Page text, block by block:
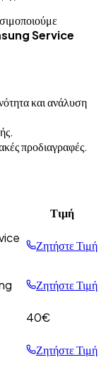
Service
και ανάλυση
προδιαγραφές.
Τιμή
Ζητήστε Τιμή
Ζητήστε Τιμή
40€
Ζητήστε Τιμή